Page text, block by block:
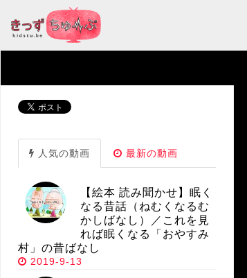
人気の動画 最新の動画
【絵本 読み聞かせ】眠く
なる昔話（ねむくなるむ
かしばなし）／これを見
れば眠くなる「おやすみ
村」の昔ばなし
2019-9-13